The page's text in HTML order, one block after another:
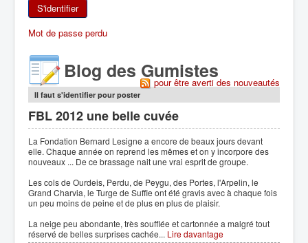
RANDONNÉE SPORTIVE
S'identifier
Mot de passe perdu
Blog des Gumistespour être averti des nouveautés
Il faut s'identifier pour poster
FBL 2012 une belle cuvée
La Fondation Bernard Lesigne a encore de beaux jours devant
elle. Chaque année on reprend les mêmes et on y incorpore des
nouveaux ... De ce brassage nait une vrai esprit de groupe.
Les cols de Ourdeis, Perdu, de Peygu, des Portes, l'Arpelin, le
Grand Charvia, le Turge de Suffie ont été gravis avec à chaque fois
un peu moins de peine et de plus en plus de plaisir.
La neige peu abondante, très soufflée et cartonnée a malgré tout
réservé de belles surprises cachée... Lire davantage